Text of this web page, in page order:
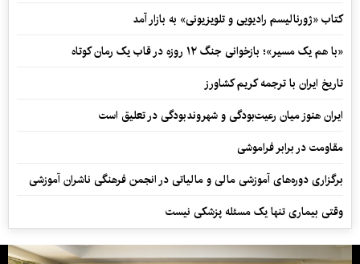
کتاب «ژورنالیسم رادیویی و تلویزیونی» به بازار آمد
«با هم یک مسیر»؛ بازخوانی جنگ ۱۲ روزه در قاب یک رمان کوتاه
تاریخ ایران با ترجمه کریم کشاورز
ایران هنوز میان رعیت‌بودگی و شهروندبودگی در تعلیق است
مقاومت در برابر فراموشی
برگزاری دوره‌های آموزشی مالی و مالیاتی در انجمن فرهنگی ناشران آموزشی
وقتی بیماری تنها یک مسئله پزشکی نیست